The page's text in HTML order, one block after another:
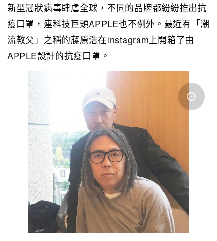
新型冠狀病毒肆虐全球，不同的品牌都紛紛推出抗
疫口罩，連科技巨頭APPLE也不例外。最近有「潮
流教父」之稱的藤原浩在Instagram上開箱了由
APPLE設計的抗疫口罩。